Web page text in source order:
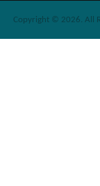
Copyright © 2026. All